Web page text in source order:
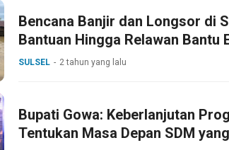
Bencana Banjir dan Longsor di
Bantuan Hingga Relawan Bantu
SULSEL 2 tahun yang lalu
Bupati Gowa: Keberlanjutan
Tentukan Masa Depan SDM